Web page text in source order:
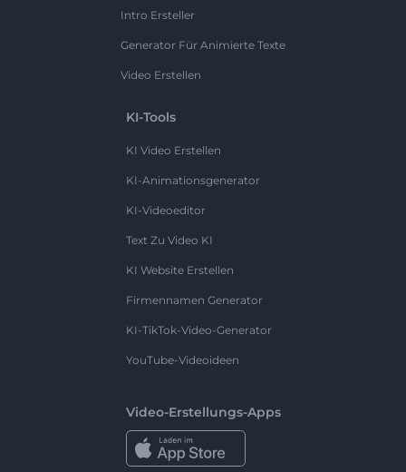
Intro Ersteller
Generator Für Animierte Texte
Video Erstellen
KI-Tools
KI Video Erstellen
KI-Animationsgenerator
KI-Videoeditor
Text Zu Video KI
KI Website Erstellen
Firmennamen Generator
KI-TikTok-Video-Generator
YouTube-Videoideen
Video-Erstellungs-Apps